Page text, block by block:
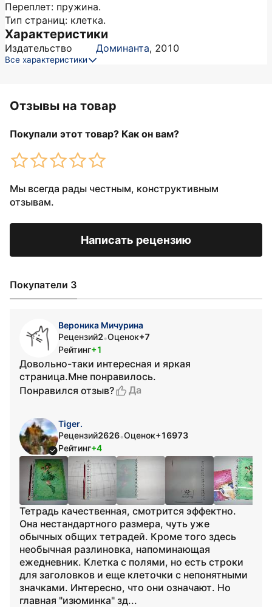
Переплет: пружина.
Тип страниц: клетка.
Характеристики
Издательство Доминанта, 2010
Все характеристики
Отзывы на товар
Покупали этот товар? Как он вам?
Мы всегда рады честным, конструктивным
отзывам.
Написать рецензию
Покупатели 3
Вероника Мичурина
Рецензий2•Оценок+7
Рейтинг+1
Довольно-таки интересная и яркая
страница.Мне понравилось.
Понравился отзыв?
Да
Tiger.
Рецензий2626•Оценок+16973
Рейтинг+4
Тетрадь качественная, смотрится эффектно.
Она нестандартного размера, чуть уже
обычных общих тетрадей. Кроме того здесь
необычная разлиновка, напоминающая
ежедневник. Клетка с полями, но есть строки
для заголовков и еще клеточки с непонятными
значками. Интересно, что они означают. Но
главная "изюминка" зд...